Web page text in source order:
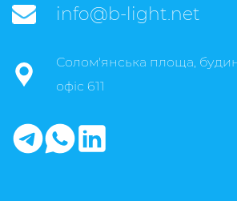
info@b-light.net
Солом'янська площа,
офіс 611